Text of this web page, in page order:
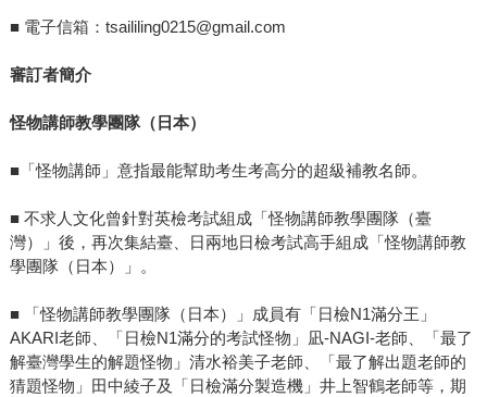
■ 電子信箱：tsaililing0215@gmail.com
審訂者簡介
怪物講師教學團隊（日本）
■「怪物講師」意指最能幫助考生考高分的超級補教名師。
■ 不求人文化曾針對英檢考試組成「怪物講師教學團隊（臺
灣）」後，再次集結臺、日兩地日檢考試高手組成「怪物講師教
學團隊（日本）」。
■ 「怪物講師教學團隊（日本）」成員有「日檢N1滿分王」
AKARI老師、「日檢N1滿分的考試怪物」凪-NAGI-老師、「最了
解臺灣學生的解題怪物」清水裕美子老師、「最了解出題老師的
猜題怪物」田中綾子及「日檢滿分製造機」井上智鶴老師等，期